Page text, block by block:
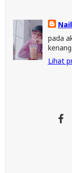
pada
Lihat